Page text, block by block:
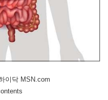
이닥 MSN.com